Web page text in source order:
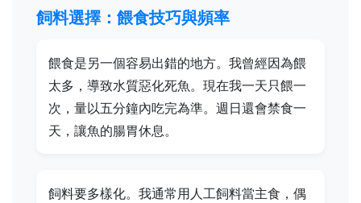
飼料選擇：餵食技巧與頻率
餵食是另一個容易出錯的地方。我曾經因為餵
太多，導致水質惡化死魚。現在我一天只餵一
次，量以五分鐘內吃完為準。週日還會禁食一
天，讓魚的腸胃休息。
飼料要多樣化。我通常用人工飼料當主食，偶